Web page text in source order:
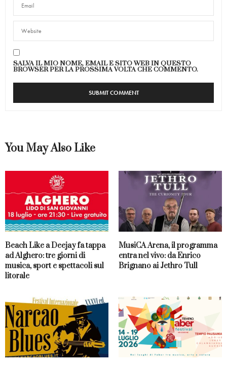
SALVA IL MIO NOME, EMAIL E SITO WEB IN QUESTO
BROWSER PER LA PROSSIMA VOLTA CHE COMMENTO.
You May Also Like
Beach Like a Deejay fa tappa
ad Alghero: tre giorni di
musica, sport e spettacoli sul
litorale
MusiCA Arena, il programma
entra nel vivo: da Enrico
Brignano ai Jethro Tull